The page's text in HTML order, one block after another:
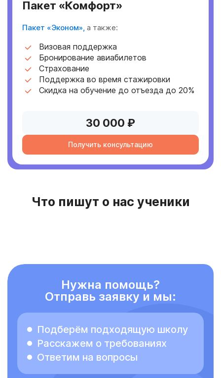
Пакет «Комфорт»
Пакет «Эконом», а также:
Визовая поддержка
Бронирование авиабилетов
Страхование
Поддержка во время стажировки
Скидка на обучение до отъезда до 20%
30 000 ₽
Получить консультацию
Что пишут о нас ученики
Нужна помощь?
Отправь заявку и мы:
Подберём подходящую школу
Расскажем о требованиях
Ответим на вопросы